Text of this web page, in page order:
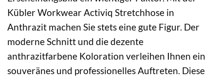
Kübler Workwear Activiq Stretchhose in
Anthrazit machen Sie stets eine gute Figur. Der
moderne Schnitt und die dezente
anthrazitfarbene Koloration verleihen Ihnen ein
souveränes und professionelles Auftreten. Diese